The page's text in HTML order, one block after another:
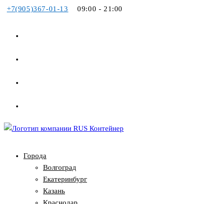
Перейти
+7(905)367-01-13 09:00 - 21:00
Города
Волгоград
Екатеринбург
Казань